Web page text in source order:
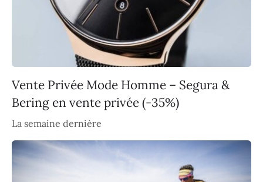
Vente Privée Mode Homme – Segura &
Bering en vente privée (-35%)
La semaine dernière